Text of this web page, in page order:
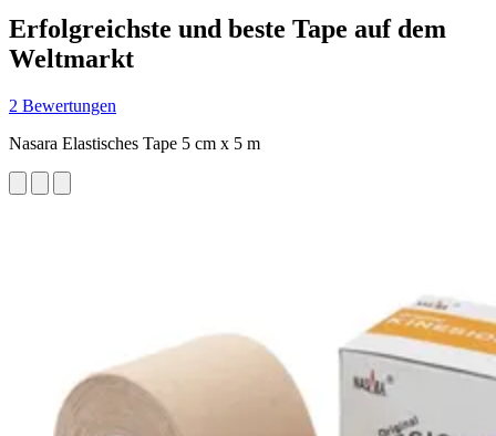
Erfolgreichste und beste Tape auf dem
Weltmarkt
2 Bewertungen
Nasara Elastisches Tape 5 cm x 5 m